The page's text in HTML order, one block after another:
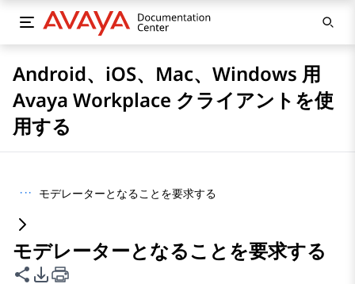
Android、iOS、Mac、Windows 用
Avaya Workplace クライアントを使
用する
··· モデレーターとなることを要求する
モデレーターとなることを要求する
このページを共有
PDFエクスポートオプション